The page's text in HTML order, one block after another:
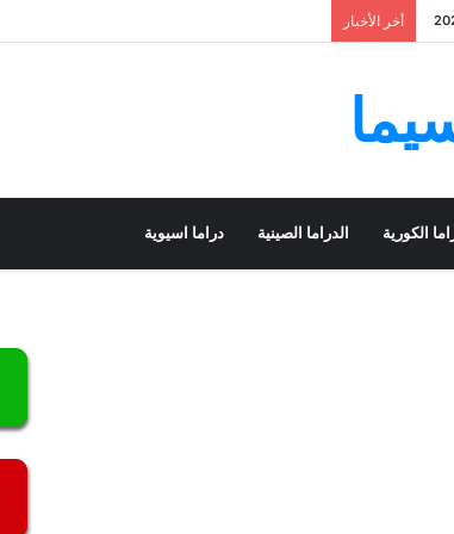
أخر الأخبار
الكورية الدراما الصينية دراما اسيوية